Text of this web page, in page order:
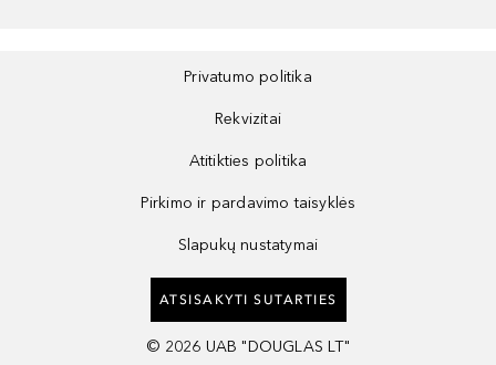
Privatumo politika
Rekvizitai
Atitikties politika
Pirkimo ir pardavimo taisyklės
Slapukų nustatymai
ATSISAKYTI SUTARTIES
© 2026 UAB "DOUGLAS LT"